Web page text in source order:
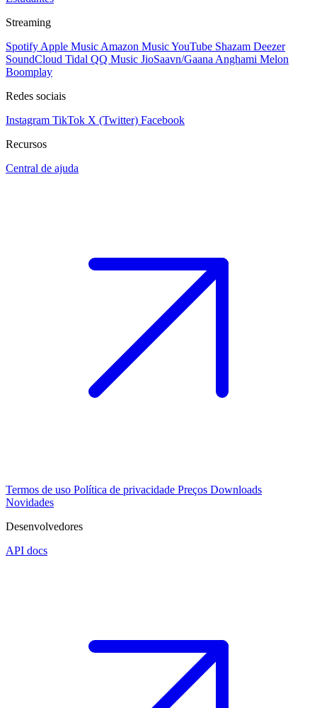
Streaming
Spotify Apple Music Amazon MusicYouTube Shazam Deezer
SoundCloud Tidal QQ Music JioSaavn/Gaana Anghami Melon
Boomplay
Redes sociais
Instagram TikTok X (Twitter) Facebook
Recursos
Central de ajuda
Termos de uso Política de privacidade Preços Downloads
Novidades
Desenvolvedores
API docs